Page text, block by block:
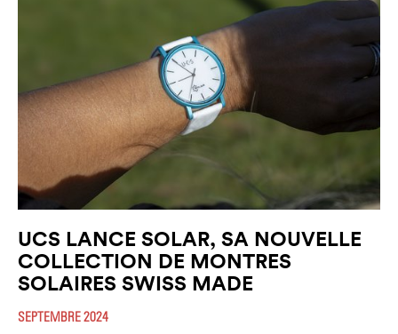
UCS LANCE SOLAR, SA NOUVELLE
COLLECTION DE MONTRES
SOLAIRES SWISS MADE
SEPTEMBRE 2024